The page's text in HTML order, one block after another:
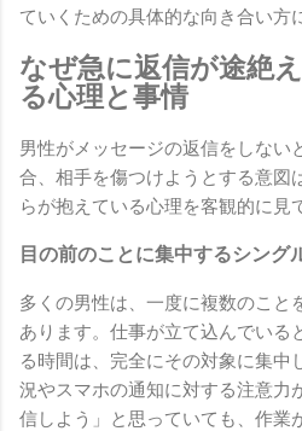
ていくための具体的な向き合い方
なぜ急に返信が途絶
る心理と事情
男性がメッセージの返信をしない
合、相手を傷つけようとする意図
らが抱えている心理を客観的に見
目の前のことに集中するシング
多くの男性は、一度に複数のこと
あります。仕事が立て込んでいる
る時間は、完全にその対象に集中
況やスマホの通知に対する注意力
信しよう」と思っていても、作業